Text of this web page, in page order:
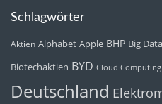
Schlagwörter
Aktien Alphabet Apple BHP Big Data
Biotechaktien BYD Cloud Computing
Deutschland